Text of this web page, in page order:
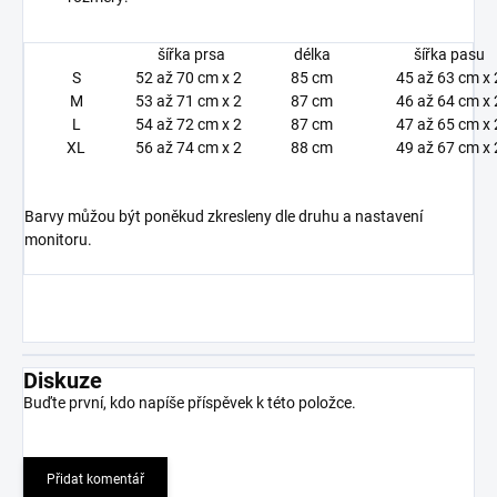
šířka prsa délka
šířka pasu
S
52 až 70 cm x 2 85 cm
45 až 63 cm x
M
53 až 71 cm x 2 87 cm
46 až 64 cm x
L
54 až 72 cm x 2 87 cm
47 až 65 cm x
XL
56 až 74 cm x 2 88 cm 49 až 67 cm x
Barvy můžou být poněkud zkresleny dle druhu a nastavení
monitoru.
Diskuze
Buďte první, kdo napíše příspěvek k této položce.
Přidat komentář